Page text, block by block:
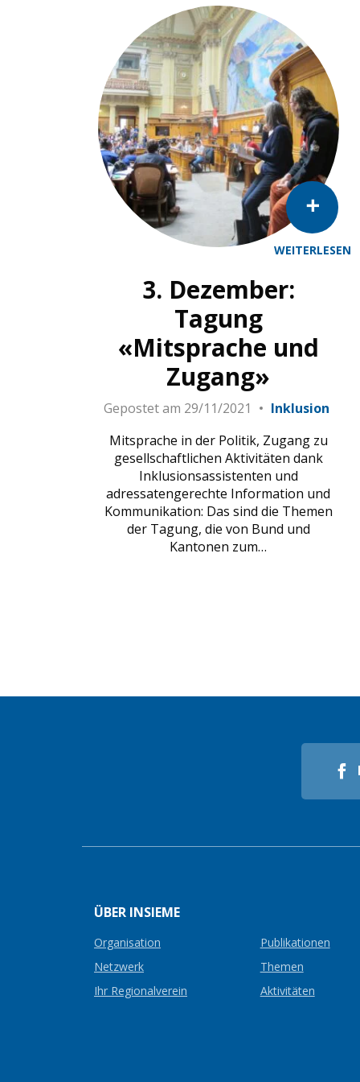
WEITERLESEN
3. Dezember:
Tagung
«Mitsprache und
Zugang»
Gepostet am 29/11/2021
Inklusion
Mitsprache in der Politik, Zugang zu
gesellschaftlichen Aktivitäten dank
Inklusionsassistenten und
adressatengerechte Information und
Kommunikation: Das sind die Themen
der Tagung, die von Bund und
Kantonen zum…
ÜBER INSIEME
Organisation
Publikationen
Netzwerk
Themen
Ihr Regionalverein
Aktivitäten